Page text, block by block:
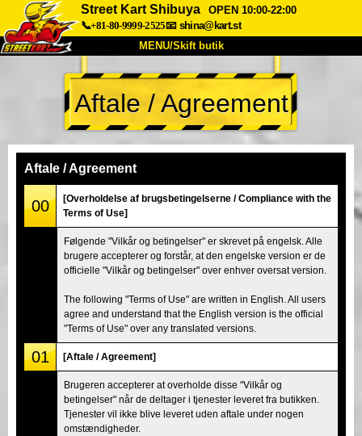
Street Kart Shibuya
OPEN 10:00-22:00
📞+81-80-9999-2525📧 shina@kart.st
MENU/Skift butik
TOP
Om Specifikationer Pris
Virksomhed
Tokyo Shinagawa
Tokyo Akihabara#2 Tokyo Shibuya
Tokyo Shibuya Annex Tokyo Bay
Tokyo Asakusa Osaka
Okinawa
Aftale / Agreement
Aftale / Agreement
00
[Overholdelse af brugsbetingelserne / Compliance with the
Terms of Use]
Følgende "Vilkår og betingelser" er skrevet på engelsk. Alle
brugere accepterer og forstår, at den engelske version er de
officielle "Vilkår og betingelser" over enhver oversat version.
The following "Terms of Use" are written in English. All users
agree and understand that the English version is the official
"Terms of Use" over any translated versions.
01 [Aftale / Agreement]
Brugeren accepterer at overholde disse "Vilkår og
betingelser" når de deltager i tjenester leveret fra butikken.
Tjenester vil ikke blive leveret uden aftale under nogen
omstændigheder.